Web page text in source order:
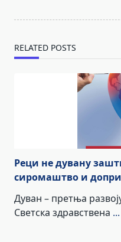
RELATED POSTS
Реци не дувану
сиромаштво и
Дуван – претња
Светска здравствена ...